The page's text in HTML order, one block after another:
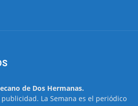
de Dos Hermanas.
La Semana es el periódico